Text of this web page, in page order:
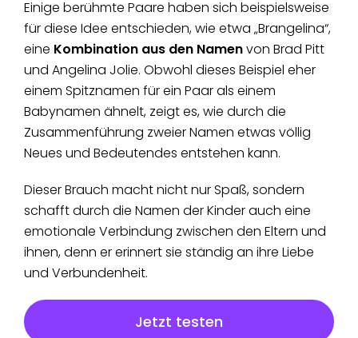
Einige berühmte Paare haben sich beispielsweise
für diese Idee entschieden, wie etwa „Brangelina“,
eine Kombination aus den Namenvon Brad Pitt
und Angelina Jolie. Obwohl dieses Beispiel eher
einem Spitznamen für ein Paar als einem
Babynamen ähnelt, zeigt es, wie durch die
Zusammenführung zweier Namen etwas völlig
Neues und Bedeutendes entstehen kann.
Dieser Brauch macht nicht nur Spaß, sondern
schafft durch die Namen der Kinder auch eine
emotionale Verbindung zwischen den Eltern und
ihnen, denn er erinnert sie ständig an ihre Liebe
und Verbundenheit.
Jetzt testen